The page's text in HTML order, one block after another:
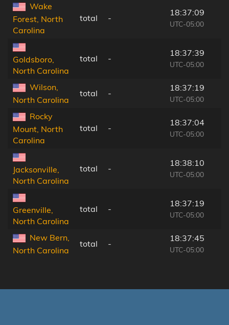
Wake
Forest, North
Carolina
total -
18:37:09
UTC-05:00
Goldsboro,
North Carolina
total -
18:37:39
UTC-05:00
Wilson,
North Carolina
total -
18:37:19
UTC-05:00
Rocky
Mount, North
Carolina
total -
18:37:04
UTC-05:00
Jacksonville,
North Carolina
total -
18:38:10
UTC-05:00
Greenville,
North Carolina
total -
18:37:19
UTC-05:00
New Bern,
North Carolina
total -
18:37:45
UTC-05:00